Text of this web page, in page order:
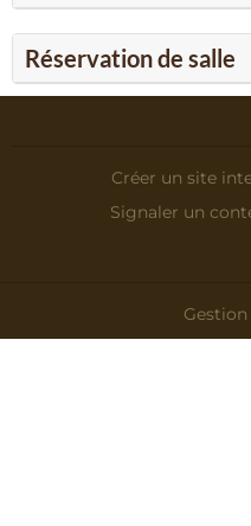
Réservation de salle
Créer un site
Signaler un